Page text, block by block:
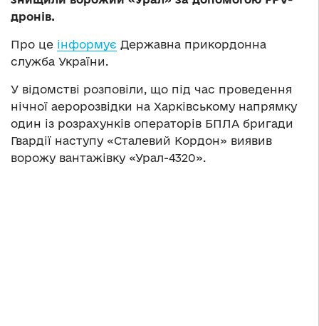
дронів.
Про це інформує Державна прикордонна
служба України.
У відомстві розповіли, що під час проведення
нічної аеророзвідки на Харківському напрямку
один із розрахунків операторів БПЛА бригади
Гвардії наступу «Сталевий Кордон» виявив
ворожу вантажівку «Урал-4320».